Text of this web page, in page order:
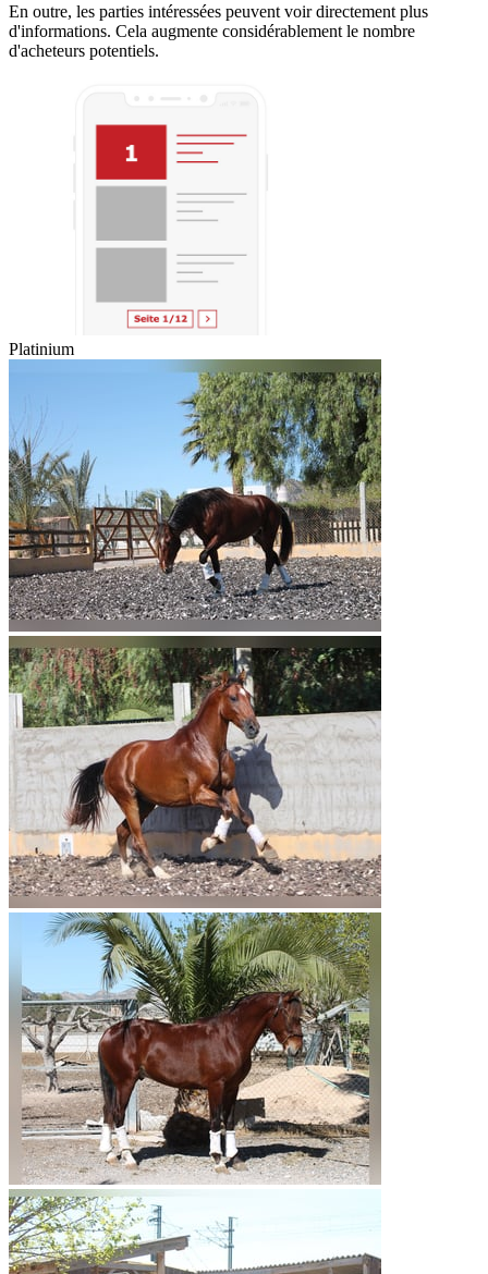
En outre, les parties intéressées peuvent voir directement plus
d'informations. Cela augmente considérablement le nombre
d'acheteurs potentiels.
Platinium